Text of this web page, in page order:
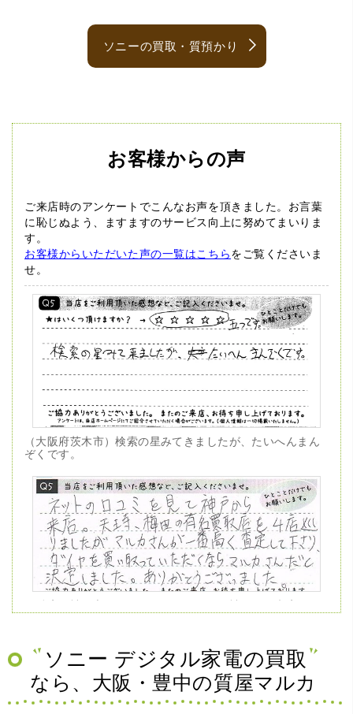
ソニーの買取・質預かり
お客様からの声
ご来店時のアンケートでこんなお声を頂きました。 お言葉
に恥じぬよう、ますますのサービス向上に努めてまいりま
す。
お客様からいただいた声の一覧はこちらをご覧くださいま
せ。
（大阪府茨木市）検索の星みてきましたが、たいへんまん
ぞくです。
（兵庫県神戸市）ネットの口コミを見て神戸から来店。天
王寺、梅田の有名買取店を4店巡りましたがマルカさんが一
ソニー デジタル家電の買取
なら、大阪・豊中の質屋マルカ